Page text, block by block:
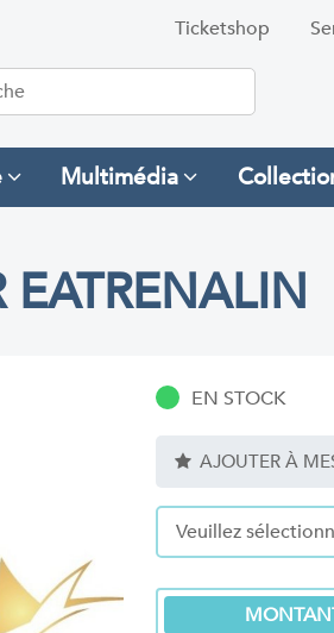
Ticketshop
Multimédia
EN STOCK
AJOUTER À